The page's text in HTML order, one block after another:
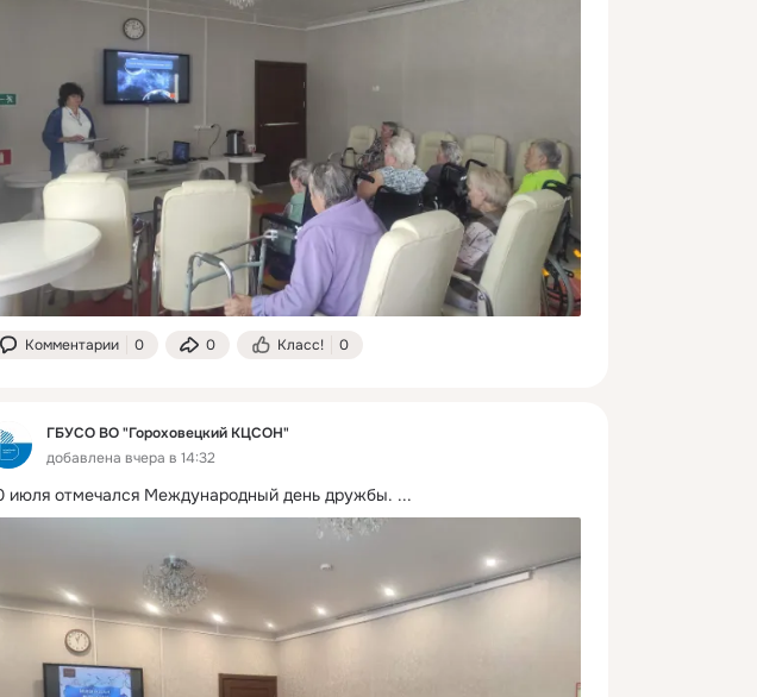
Комментарии 0 0 Класс! 0
ГБУСО ВО "Гороховецкий КЦСОН"
добавлена вчера в 14:32
июля отмечался Международный день дружбы. ...